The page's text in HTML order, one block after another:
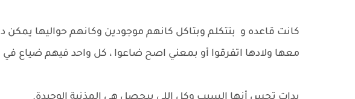
كانت قاعده و بتتكلم وبتاكل كانهم موجودين وكانهم حواليها
معها ولادها اتفرقوا أو بمعني اصح ضاعوا ، كل واحد فيهم ضياع